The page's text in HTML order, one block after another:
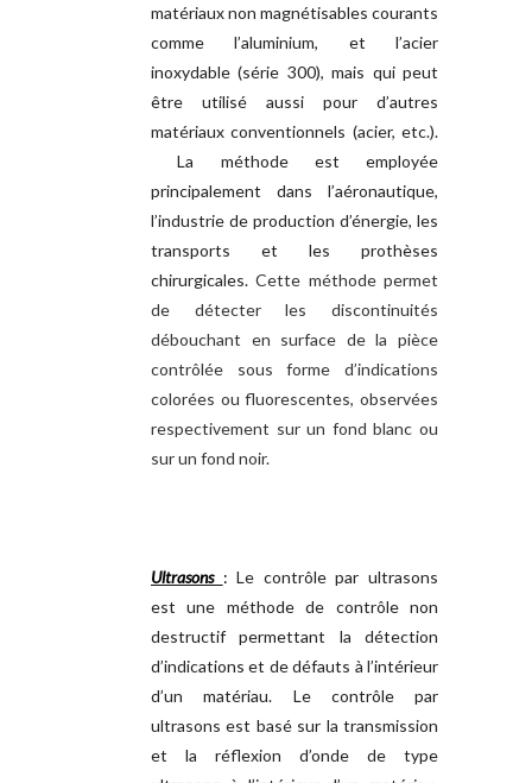
matériaux non magnétisables courants
comme l’aluminium, et l’acier
inoxydable (série 300), mais qui peut
être utilisé aussi pour d’autres
matériaux conventionnels (acier, etc.).
La méthode est employée
principalement dans l’aéronautique,
l’industrie de production d’énergie, les
transports et les prothèses
chirurgicales. Cette méthode permet
de détecter les discontinuités
débouchant en surface de la pièce
contrôlée sous forme d’indications
colorées ou fluorescentes, observées
respectivement sur un fond blanc ou
sur un fond noir.
Ultrasons :Le contrôle par ultrasons
est une méthode de contrôle non
destructif permettant la détection
d’indications et de défauts à l’intérieur
d’un matériau. Le contrôle par
ultrasons est basé sur la transmission
et la réflexion d’onde de type